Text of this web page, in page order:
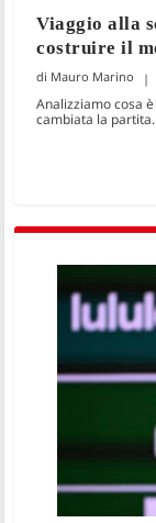
Viaggio alla
costruire il
Mauro Marino
Analizziamo cosa
cambiata la partita.